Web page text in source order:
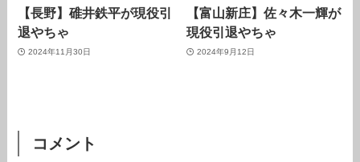
【長野】碓井鉄平が現役引
退やちゃ
2024年11月30日
【富山新庄】佐々木一輝が
現役引退やちゃ
2024年9月12日
コメント